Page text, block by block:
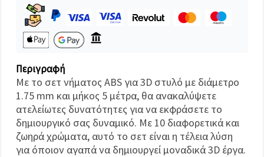
Αποδέχομαι
όλα!
Ρυθμίσεις
Περιγραφή
Με το σετ νήματος ABS για 3D στυλό με διάμετρο
1.75 mm και μήκος 5 μέτρα, θα ανακαλύψετε
ατελείωτες δυνατότητες για να εκφράσετε το
δημιουργικό σας δυναμικό. Με 10 διαφορετικά και
ζωηρά χρώματα, αυτό το σετ είναι η τέλεια λύση
για όποιον αγαπά να δημιουργεί μοναδικά 3D έργα.